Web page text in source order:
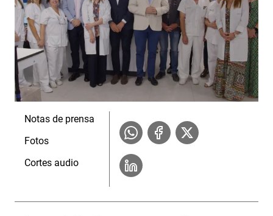
Notas de prensa
Fotos
Cortes audio